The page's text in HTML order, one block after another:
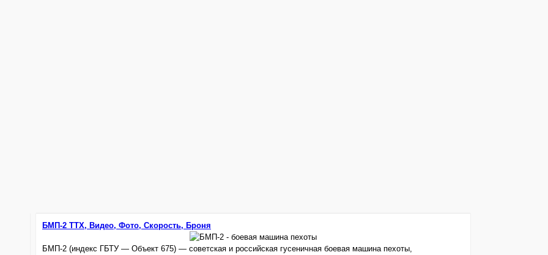
БМП-2 ТТХ, Видео, Фото, Скорость, Броня
БМП-2 (индекс ГБТУ — Объект 675) — советская и российская гусеничная боевая машина пехоты,